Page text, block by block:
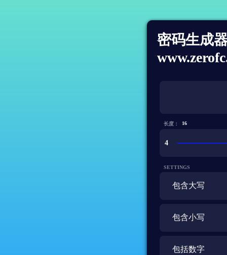
密码生成
长度：
SETTINGS
包含大写
包含小写
包括数字